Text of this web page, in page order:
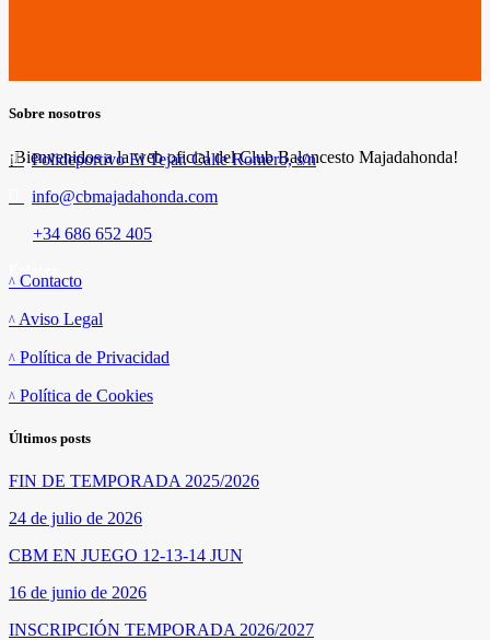
Sobre nosotros
¡Bienvenidos a la web oficial del Club Baloncesto Majadahonda!
Polideportivo El Tejar. Calle Romero, s/n
info@cbmajadahonda.com
+34 686 652 405
Contacto
Aviso Legal
Política de Privacidad
Política de Cookies
Últimos posts
FIN DE TEMPORADA 2025/2026
24 de julio de 2026
CBM EN JUEGO 12-13-14 JUN
16 de junio de 2026
INSCRIPCIÓN TEMPORADA 2026/2027